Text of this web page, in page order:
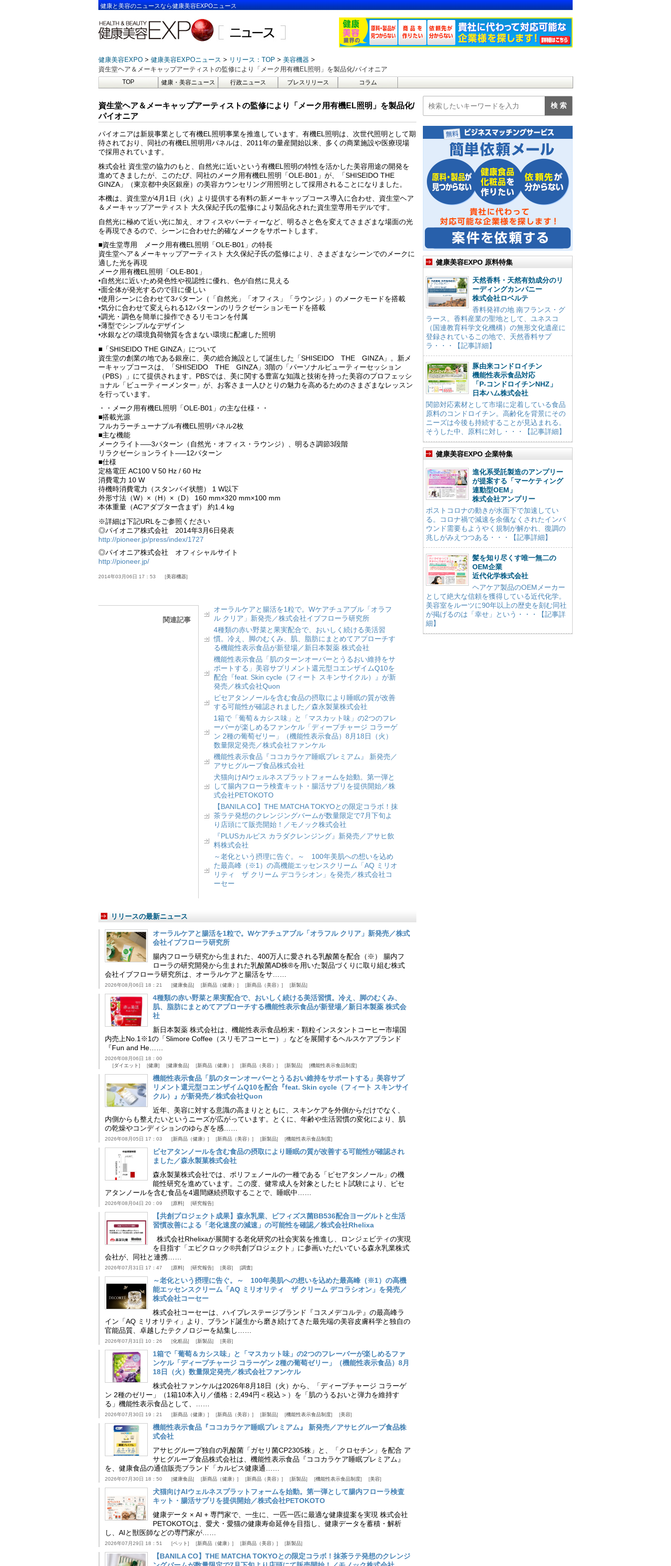
健康と美容のニュースなら健康美容EXPOニュース
健康美容EXPO 健康美容EXPOニュース リリース：TOP
美容機器
資生堂ヘア＆メーキャップアーティストの監修により「メーク用有機EL照明」を製品化/パイオニア
TOP 健康・美容ニュース 行政ニュース プレスリリース コラム
資生堂ヘア＆メーキャップアーティストの監修により「メーク用有機EL照明」を製品化/
パイオニア
パイオニアは新規事業として有機EL照明事業を推進しています。有機EL照明は、次世代照明として期
待されており、同社の有機EL照明用パネルは、2011年の量産開始以来、多くの商業施設や医療現場
で採用されています。
株式会社 資生堂の協力のもと、自然光に近いという有機EL照明の特性を活かした美容用途の開発を
進めてきましたが、このたび、同社のメーク用有機EL照明「OLE-B01」が、「SHISEIDO THE
GINZA」（東京都中央区銀座）の美容カウンセリング用照明として採用されることになりました。
本機は、資生堂が4月1日（火）より提供する有料の新メーキャップコース導入に合わせ、資生堂ヘア
＆メーキャップアーティスト 大久保紀子氏の監修により製品化された資生堂専用モデルです。
自然光に極めて近い光に加え、オフィスやパーティーなど、明るさと色を変えてさまざまな場面の光
を再現できるので、シーンに合わせた的確なメークをサポートします。
■資生堂専用 メーク用有機EL照明「OLE-B01」の特長
資生堂ヘア＆メーキャップアーティスト 大久保紀子氏の監修により、さまざまなシーンでのメークに
適した光を再現
メーク用有機EL照明「OLE-B01」
•自然光に近いため発色性や視認性に優れ、色が自然に見える
•面全体が発光するので目に優しい
•使用シーンに合わせて3パターン（「自然光」「オフィス」「ラウンジ」）のメークモードを搭載
•気分に合わせて変えられる12パターンのリラクゼーションモードを搭載
•調光・調色を簡単に操作できるリモコンを付属
•薄型でシンプルなデザイン
•水銀などの環境負荷物質を含まない環境に配慮した照明
■「SHISEIDO THE GINZA」について
資生堂の創業の地である銀座に、美の総合施設として誕生した「SHISEIDO THE GINZA」。新メ
ーキャップコースは、「SHISEIDO THE GINZA」3階の「パーソナルビューティーセッション
（PBS）」にて提供されます。PBSでは、美に関する豊富な知識と技術を持った美容のプロフェッシ
ョナル「ビューティーメンター」が、お客さま一人ひとりの魅力を高めるためのさまざまなレッスン
を行っています。
・・メーク用有機EL照明「OLE-B01」の主な仕様・・
■搭載光源
フルカラーチューナブル有機EL照明パネル2枚
■主な機能
メークライト—–3パターン（自然光・オフィス・ラウンジ）、明るさ調節3段階
リラクゼーションライト—–12パターン
■仕様
定格電圧 AC100 V 50 Hz / 60 Hz
消費電力 10 W
待機時消費電力（スタンバイ状態） 1 W以下
外形寸法（W）×（H）×（D） 160 mm×320 mm×100 mm
本体重量（ACアダプター含まず） 約1.4 kg
※詳細は下記URLをご参照ください
◎パイオニア株式会社 2014年3月6日発表
http://pioneer.jp/press/index/1727
◎パイオニア株式会社 オフィシャルサイト
http://pioneer.jp/
2014年03月06日 17：53 美容機器
関連記事
オーラルケアと腸活を1粒で。Wケアチュアブル「オラフ
ル クリア」新発売／株式会社イブフローラ研究所
4種類の赤い野菜と果実配合で、おいしく続ける美活習
慣。冷え、脚のむくみ、肌、脂肪にまとめてアプローチす
る機能性表示食品が新登場／新日本製薬 株式会社
機能性表示食品「肌のターンオーバーとうるおい維持をサ
ポートする」美容サプリメント還元型コエンザイムQ10を
配合『feat. Skin cycle（フィート スキンサイクル）』が新
発売／株式会社Quon
ピセアタンノールを含む食品の摂取により睡眠の質が改善
する可能性が確認されました／森永製菓株式会社
1箱で「葡萄＆カシス味」と「マスカット味」の2つのフレ
ーバーが楽しめるファンケル「ディープチャージ コラーゲ
ン 2種の葡萄ゼリー」（機能性表示食品）8月18日（火）
数量限定発売／株式会社ファンケル
機能性表示食品『ココカラケア睡眠プレミアム』 新発売／
アサヒグループ食品株式会社
犬猫向けAIウェルネスプラットフォームを始動。第一弾と
して腸内フローラ検査キット・腸活サプリを提供開始／株
式会社PETOKOTO
【BANILA CO】THE MATCHA TOKYOとの限定コラボ！抹
茶ラテ発想のクレンジングバームが数量限定で7月下旬よ
り店頭にて販売開始！／モノック株式会社
『PLUSカルピス カラダクレンジング』新発売／アサヒ飲
料株式会社
～老化という摂理に告ぐ。～ 100年美肌への想いを込め
た最高峰（※1）の高機能エッセンスクリーム「AQ ミリオ
リティ ザ クリーム デコラシオン」を発売／株式会社コ
ーセー
リリースの最新ニュース
オーラルケアと腸活を1粒で。Wケアチュアブル「オラフル クリア」新発売／株式
会社イブフローラ研究所
腸内フローラ研究から生まれた、400万人に愛される乳酸菌を配合（※） 腸内フ
ローラの研究開発から生まれた乳酸菌AD株®を用いた製品づくりに取り組む株式
会社イブフローラ研究所は、オーラルケアと腸活をサ……
2026年08月06日 18：21 健康食品 新商品（健康） 新商品（美容） 新製品
4種類の赤い野菜と果実配合で、おいしく続ける美活習慣。冷え、脚のむくみ、
肌、脂肪にまとめてアプローチする機能性表示食品が新登場／新日本製薬 株式会
社
新日本製薬 株式会社は、機能性表示食品粉末・顆粒インスタントコーヒー市場国
内売上No.1※1の「Slimore Coffee（スリモアコーヒー）」などを展開するヘルスケアブランド
『Fun and He……
2026年08月06日 18：00
ダイエット
健康 健康食品 新商品（健康） 新商品（美容） 新製品 機能性表示食品制度
機能性表示食品「肌のターンオーバーとうるおい維持をサポートする」美容サプ
リメント還元型コエンザイムQ10を配合『feat. Skin cycle（フィート スキンサイ
クル）』が新発売／株式会社Quon
近年、美容に対する意識の高まりとともに、スキンケアを外側からだけでなく、
内側からも整えたいというニーズが広がっています。とくに、年齢や生活習慣の変化により、肌
の乾燥やコンディションのゆらぎを感……
2026年08月05日 17：03 新商品（健康） 新商品（美容） 新製品 機能性表示食品制度
ピセアタンノールを含む食品の摂取により睡眠の質が改善する可能性が確認され
ました／森永製菓株式会社
森永製菓株式会社では、ポリフェノールの一種である「ピセアタンノール」の機
能性研究を進めています。この度、健常成人を対象としたヒト試験により、ピセ
アタンノールを含む食品を4週間継続摂取することで、睡眠中……
2026年08月04日 20：09 原料 研究報告
【共創プロジェクト成果】森永乳業、ビフィズス菌BB536配合ヨーグルトと生活
習慣改善による「老化速度の減速」の可能性を確認／株式会社Rhelixa
株式会社Rhelixaが展開する老化研究の社会実装を推進し、ロンジェビティの実現
を目指す「エピクロック®共創プロジェクト」に参画いただいている森永乳業株式
会社が、同社と連携……
2026年07月31日 17：47 原料 研究報告 美容 調査
～老化という摂理に告ぐ。～ 100年美肌への想いを込めた最高峰（※1）の高機
能エッセンスクリーム「AQ ミリオリティ ザ クリーム デコラシオン」を発売／
株式会社コーセー
株式会社コーセーは、ハイプレステージブランド『コスメデコルテ』の最高峰ラ
イン「AQ ミリオリティ」より、ブランド誕生から磨き続けてきた最先端の美容皮膚科学と独自の
官能品質、卓越したテクノロジーを結集し……
2026年07月31日 10：26 化粧品 新製品 美容
1箱で「葡萄＆カシス味」と「マスカット味」の2つのフレーバーが楽しめるファ
ンケル「ディープチャージ コラーゲン 2種の葡萄ゼリー」（機能性表示食品）8月
18日（火）数量限定発売／株式会社ファンケル
株式会社ファンケルは2026年8月18日（火）から、「ディープチャージ コラーゲ
ン 2種のゼリー」（1箱10本入り／価格：2,494円＜税込＞）を「肌のうるおいと弾力を維持す
る」機能性表示食品として、……
2026年07月30日 19：21 新商品（健康） 新商品（美容） 新製品 機能性表示食品制度 美容
機能性表示食品『ココカラケア睡眠プレミアム』 新発売／アサヒグループ食品株
式会社
アサヒグループ独自の乳酸菌「ガセリ菌CP2305株」と、「クロセチン」を配合 ア
サヒグループ食品株式会社は、機能性表示食品『ココカラケア睡眠プレミアム』
を、健康食品の通信販売ブランド「カルピス健康通……
2026年07月30日 18：50 健康食品 新商品（健康） 新商品（美容） 新製品 機能性表示食品制度 美容
犬猫向けAIウェルネスプラットフォームを始動。第一弾として腸内フローラ検査
キット・腸活サプリを提供開始／株式会社PETOKOTO
健康データ × AI + 専門家で、一生に、一匹一匹に最適な健康提案を実現 株式会社
PETOKOTOは、愛犬・愛猫の健康寿命延伸を目指し、健康データを蓄積・解析
し、AIと獣医師などの専門家が……
2026年07月29日 18：51 ペット 新商品（健康） 新商品（美容） 新製品
【BANILA CO】THE MATCHA TOKYOとの限定コラボ！抹茶ラテ発想のクレンジ
健康美容EXPO 原料特集
天然香料・天然有効成分のリ
ーディングカンパニー
株式会社ロベルテ
香料発祥の地 南フランス・グ
ラース。香料産業の聖地として、ユネスコ
（国連教育科学文化機構）の無形文化遺産に
登録されているこの地で、天然香料サプ
ラ・・・【記事詳細】
豚由来コンドロイチン
機能性表示食品対応
「P-コンドロイチンNHZ」
日本ハム株式会社
関節対応素材として市場に定着している食品
原料のコンドロイチン。高齢化を背景にその
ニーズは今後も持続することが見込まれる。
そうした中、原料に対し・・・【記事詳細】
健康美容EXPO 企業特集
進化系受託製造のアンプリー
が提案する「マーケティング
連動型OEM」
株式会社アンプリー
ポストコロナの動きが水面下で加速してい
る。コロナ禍で減速を余儀なくされたインバ
ウンド需要もようやく規制が解かれ、復調の
兆しがみえつつある・・・【記事詳細】
髪を知り尽くす唯一無二の
OEM企業
近代化学株式会社
ヘアケア製品のOEMメーカー
として絶大な信頼を獲得している近代化学。
美容室をルーツに90年以上の歴史を刻む同社
が掲げるのは「幸せ」という・・・【記事詳
細】